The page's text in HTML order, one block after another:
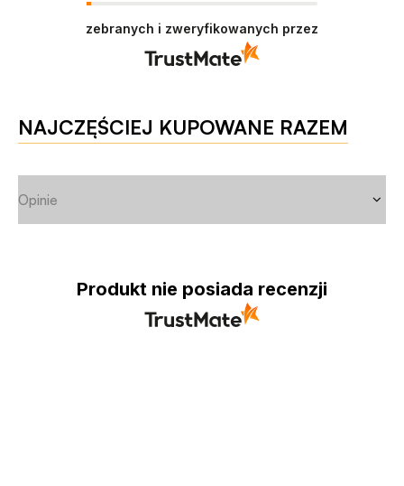
zebranych i zweryfikowanych przez
NAJCZĘŚCIEJ KUPOWANE RAZEM
Opinie
Produkt nie posiada recenzji